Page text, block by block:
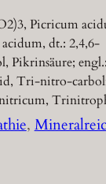
Picricum
dt.: 2,4,6-
Pikrinsäure; engl.:
Tri-nitro-
,